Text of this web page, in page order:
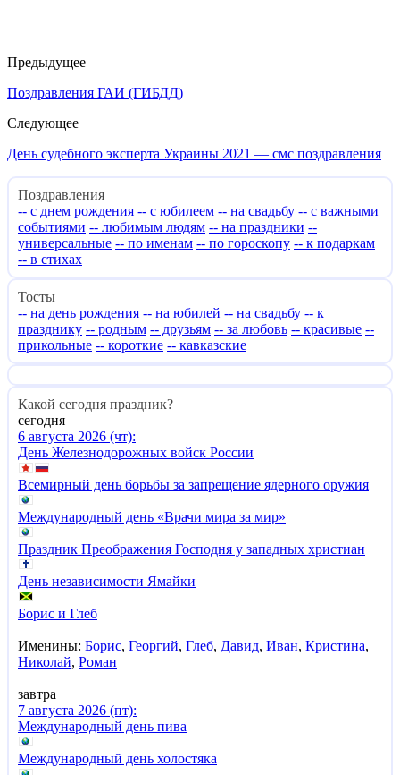
Предыдущее
Поздравления ГАИ (ГИБДД)
Следующее
День судебного эксперта Украины 2021 — смс поздравления
Поздравления
-- с днем рождения -- с юбилеем -- на свадьбу -- с важными
событиями -- любимым людям -- на праздники --
универсальные -- по именам -- по гороскопу -- к подаркам
-- в стихах
Тосты
-- на день рождения -- на юбилей -- на свадьбу -- к
празднику -- родным -- друзьям -- за любовь -- красивые --
прикольные -- короткие -- кавказские
Какой сегодня праздник?
сегодня
6 августа 2026 (чт):
День Железнодорожных войск России
Всемирный день борьбы за запрещение ядерного оружия
Международный день «Врачи мира за мир»
Праздник Преображения Господня у западных христиан
День независимости Ямайки
Борис и Глеб
Именины: Борис, Георгий, Глеб, Давид, Иван, Кристина,
Николай, Роман
завтра
7 августа 2026 (пт):
Международный день пива
Международный день холостяка